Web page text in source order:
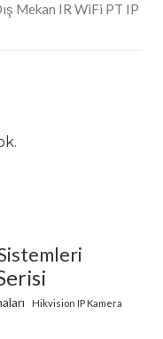
Mekan IR WiFi PT IP
Hikvision IP Kamera